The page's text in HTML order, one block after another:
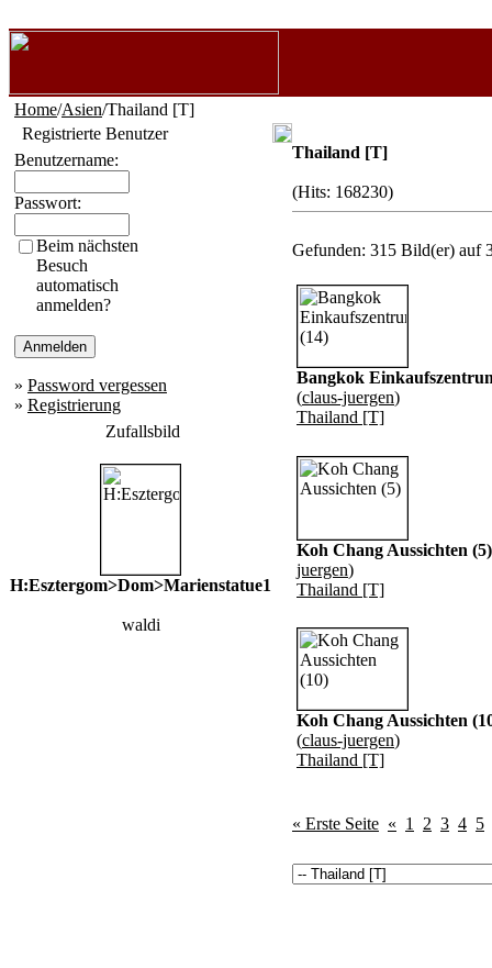
Home/Asien/Thailand [T]
Registrierte Benutzer
Benutzername:
Passwort:
Beim nächsten
Besuch
automatisch
anmelden?
» Password vergessen
» Registrierung
Zufallsbild
H:Esztergom>Dom>Marienstatue1
waldi
Thailand [T]
(Hits: 168230)
Gefunden: 315 Bild(er) auf
Bangkok
(claus-juergen)
Thailand [T]
Koh Chang Aussichten (5)
juergen)
Thailand [T]
Koh Chang Aussichten
(claus-juergen)
Thailand [T]
« Erste Seite « 1 2 3 4 5